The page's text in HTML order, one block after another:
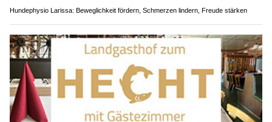
Hundephysio Larissa: Beweglichkeit fördern, Schmerzen lindern, Freude stärken